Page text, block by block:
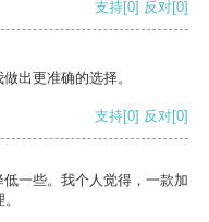
支持[0] 反对[0]
出更准确的选择。
支持[0] 反对[0]
一些。我个人觉得，一款加